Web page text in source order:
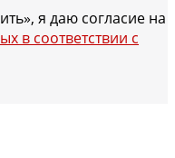
я даю согласие на
в соответствии с